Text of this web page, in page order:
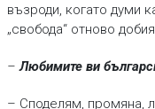
възроди, когато думи
„свобода“ отново
–Любимите ви
– Споделям, промяна,